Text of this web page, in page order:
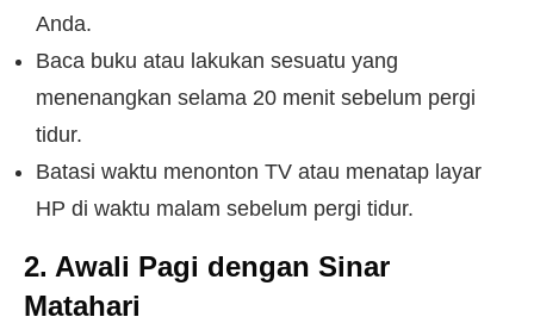
Anda.
Baca buku atau lakukan sesuatu yang
menenangkan selama 20 menit sebelum pergi
tidur.
Batasi waktu menonton TV atau menatap layar
HP di waktu malam sebelum pergi tidur.
2. Awali Pagi dengan Sinar
Matahari